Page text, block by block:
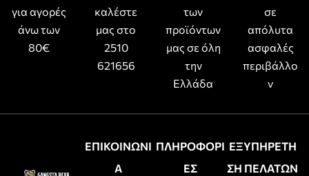
για αγορές
άνω των
80€
καλέστε
μας στο
2510
621656
των
προϊόντων
μας σε όλη
την
Ελλάδα
σε
απόλυτα
ασφαλές
περιβάλλο
ν
ΕΠΙΚΟΙΝΩΝΙ
Α
ΠΛΗΡΟΦΟΡΙ
ΕΣ
ΕΞΥΠΗΡΕΤΗ
ΣΗ ΠΕΛΑΤΩΝ